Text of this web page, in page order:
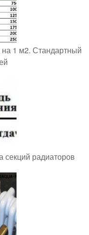
на 1 м2. Стандартный
секций радиаторов